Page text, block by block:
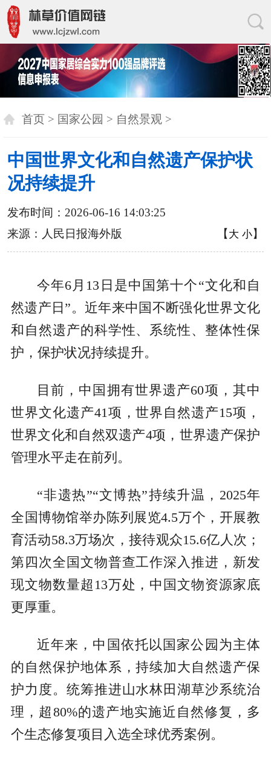
首页 > 国家公园 > 自然景观>
中国世界文化和自然遗产保护状
况持续提升
发布时间：2026-06-16 14:03:25
来源：人民日报海外版
【 大 小】
今年6月13日是中国第十个“文化和自
然遗产日”。近年来中国不断强化世界文化
和自然遗产的科学性、系统性、整体性保
护，保护状况持续提升。
目前，中国拥有世界遗产60项，其中
世界文化遗产41项，世界自然遗产15项，
世界文化和自然双遗产4项，世界遗产保护
管理水平走在前列。
“非遗热”“文博热”持续升温，2025年
全国博物馆举办陈列展览4.5万个，开展教
育活动58.3万场次，接待观众15.6亿人次；
第四次全国文物普查工作深入推进，新发
现文物数量超13万处，中国文物资源家底
更厚重。
近年来，中国依托以国家公园为主体
的自然保护地体系，持续加大自然遗产保
护力度。统筹推进山水林田湖草沙系统治
理，超80%的遗产地实施近自然修复，多
个生态修复项目入选全球优秀案例。